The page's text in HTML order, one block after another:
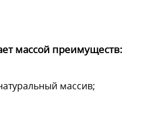
массой преимуществ:
массив;